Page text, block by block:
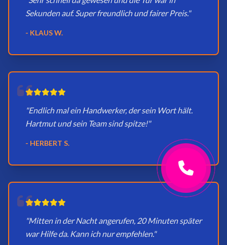
Sekunden auf. Super freundlich und fairer Preis."
- KLAUS W.
"Endlich mal ein Handwerker, der sein Wort hält.
Hartmut und sein Team sind spitze!"
- HERBERT S.
"Mitten in der Nacht angerufen, 20 Minuten später
war Hilfe da. Kann ich nur empfehlen."